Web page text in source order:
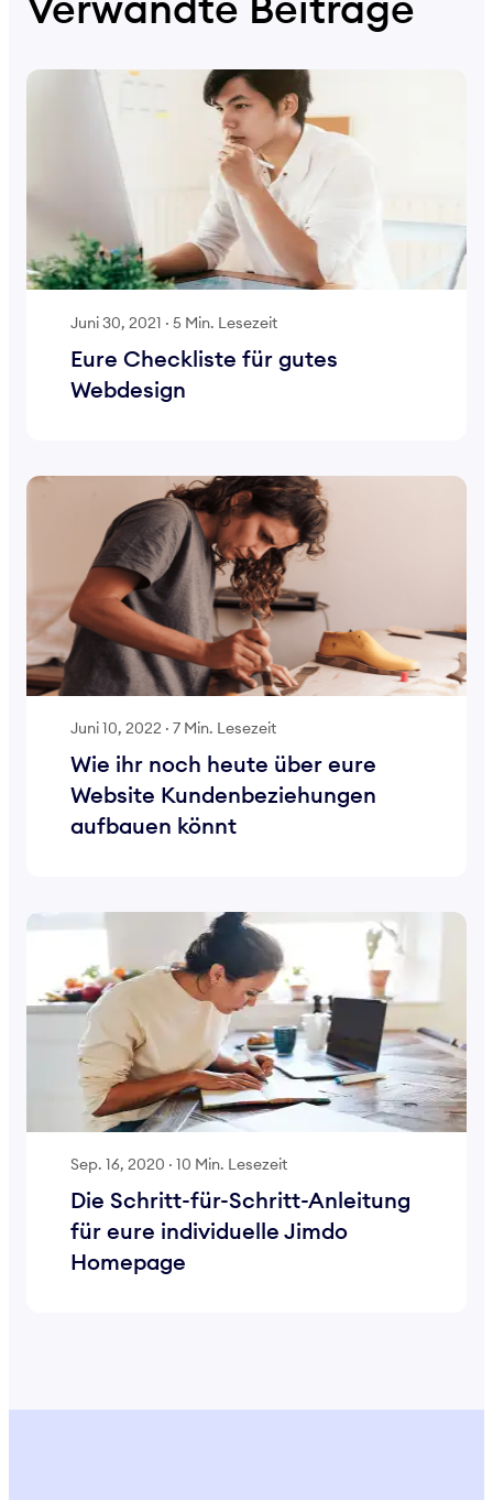
Juni 30, 2021 · 5 Min. Lesezeit
Eure Checkliste für gutes
Webdesign
Juni 10, 2022 · 7 Min. Lesezeit
Wie ihr noch heute über eure
Website Kundenbeziehungen
aufbauen könnt
Sep. 16, 2020 · 10 Min. Lesezeit
Die Schritt-für-Schritt-Anleitung
für eure individuelle Jimdo
Homepage